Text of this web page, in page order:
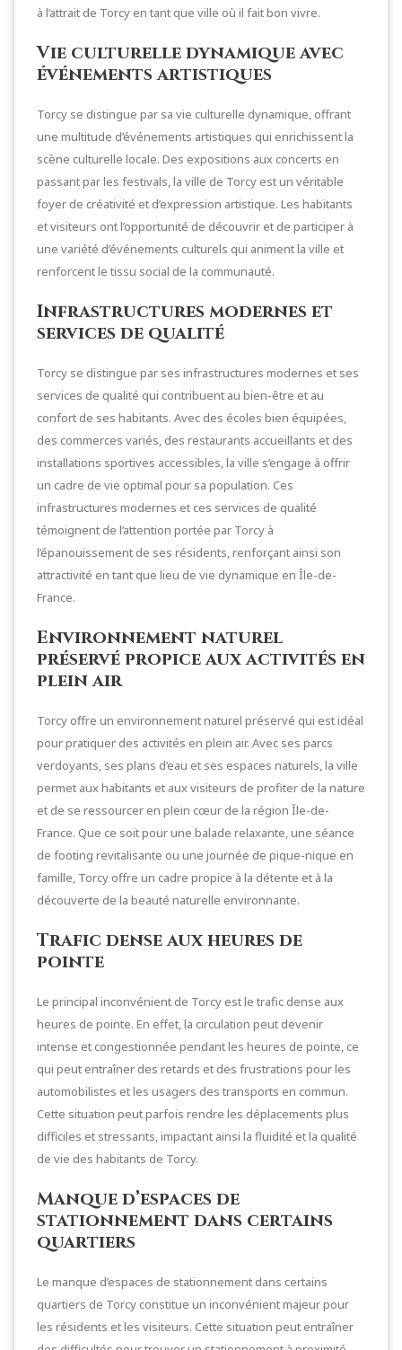
à l’attrait de Torcy en tant que ville où il fait bon vivre.
Vie culturelle dynamique avec
événements artistiques
Torcy se distingue par sa vie culturelle dynamique, offrant
une multitude d’événements artistiques qui enrichissent la
scène culturelle locale. Des expositions aux concerts en
passant par les festivals, la ville de Torcy est un véritable
foyer de créativité et d’expression artistique. Les habitants
et visiteurs ont l’opportunité de découvrir et de participer à
une variété d’événements culturels qui animent la ville et
renforcent le tissu social de la communauté.
Infrastructures modernes et
services de qualité
Torcy se distingue par ses infrastructures modernes et ses
services de qualité qui contribuent au bien-être et au
confort de ses habitants. Avec des écoles bien équipées,
des commerces variés, des restaurants accueillants et des
installations sportives accessibles, la ville s’engage à offrir
un cadre de vie optimal pour sa population. Ces
infrastructures modernes et ces services de qualité
témoignent de l’attention portée par Torcy à
l’épanouissement de ses résidents, renforçant ainsi son
attractivité en tant que lieu de vie dynamique en Île-de-
France.
Environnement naturel
préservé propice aux activités en
plein air
Torcy offre un environnement naturel préservé qui est idéal
pour pratiquer des activités en plein air. Avec ses parcs
verdoyants, ses plans d’eau et ses espaces naturels, la ville
permet aux habitants et aux visiteurs de profiter de la nature
et de se ressourcer en plein cœur de la région Île-de-
France. Que ce soit pour une balade relaxante, une séance
de footing revitalisante ou une journée de pique-nique en
famille, Torcy offre un cadre propice à la détente et à la
découverte de la beauté naturelle environnante.
Trafic dense aux heures de
pointe
Le principal inconvénient de Torcy est le trafic dense aux
heures de pointe. En effet, la circulation peut devenir
intense et congestionnée pendant les heures de pointe, ce
qui peut entraîner des retards et des frustrations pour les
automobilistes et les usagers des transports en commun.
Cette situation peut parfois rendre les déplacements plus
difficiles et stressants, impactant ainsi la fluidité et la qualité
de vie des habitants de Torcy.
Manque d’espaces de
stationnement dans certains
quartiers
Le manque d’espaces de stationnement dans certains
quartiers de Torcy constitue un inconvénient majeur pour
les résidents et les visiteurs. Cette situation peut entraîner